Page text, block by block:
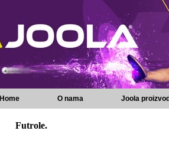
Home O nama Joola
Futrole.